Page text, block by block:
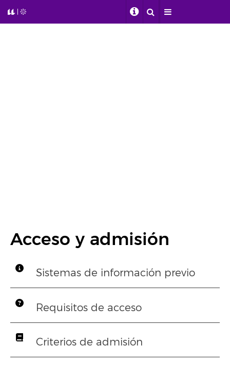
Acceso y admisión
Sistemas de información previo
Requisitos de acceso
Criterios de admisión